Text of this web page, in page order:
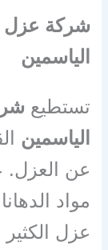
شركة عزل
الياسمين
تستطيع
الياسمين
عن
مواد
عزل